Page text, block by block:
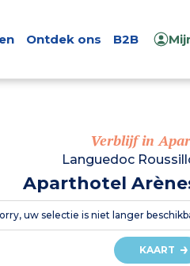
Ontdek ons B2B
Verblijf in
Languedoc
Aparthotel
uw selectie is niet langer
KAART